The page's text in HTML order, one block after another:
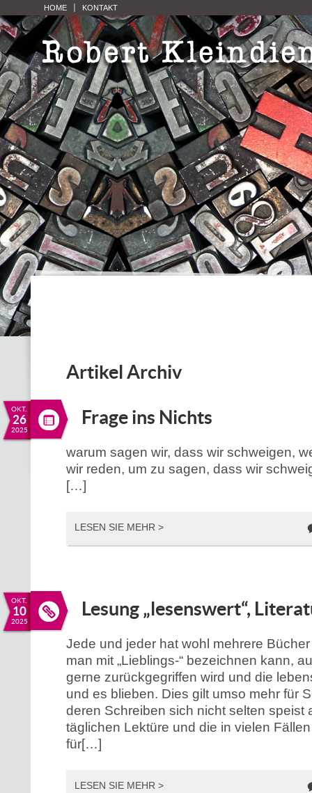
HOME KONTAKT
Artikel Archiv
OKT.
26
2025
Frage ins Nichts
warum sagen wir, dass wir schweigen,
wir reden, um zu sagen, dass wir
[…]
LESEN SIE MEHR >
OKT.
10
2025
Lesung „lesenswert“,
Jede und jeder hat wohl mehrere
man mit „Lieblings-“ bezeichnen kann,
gerne zurückgegriffen wird und die
und es blieben. Dies gilt umso mehr für
deren Schreiben sich nicht selten speist
täglichen Lektüre und die in vielen
für[…]
LESEN SIE MEHR >